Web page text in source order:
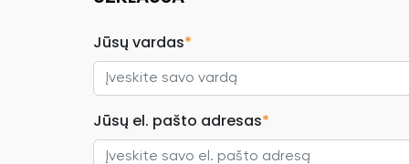
Jūsų vardas*
Jūsų el. pašto adresas*